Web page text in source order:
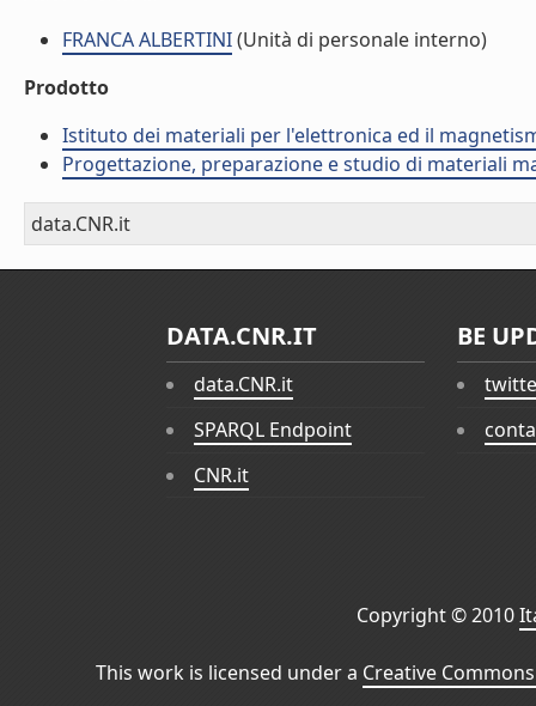
FRANCA ALBERTINI(Unità di personale interno)
Prodotto
Istituto dei materiali per l'elettronica ed il
Progettazione, preparazione e studio di materiali
data.CNR.it
DATA.CNR.IT
data.CNR.it
SPARQL Endpoint
CNR.it
BE
Copyright © 2010
This work is licensed under a Creative